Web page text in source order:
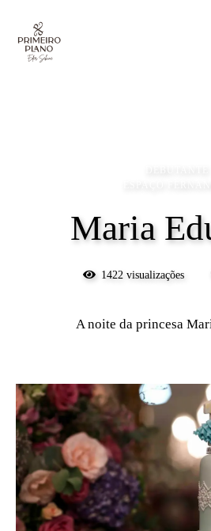
Maria
1422 visualizações
A noite da princesa